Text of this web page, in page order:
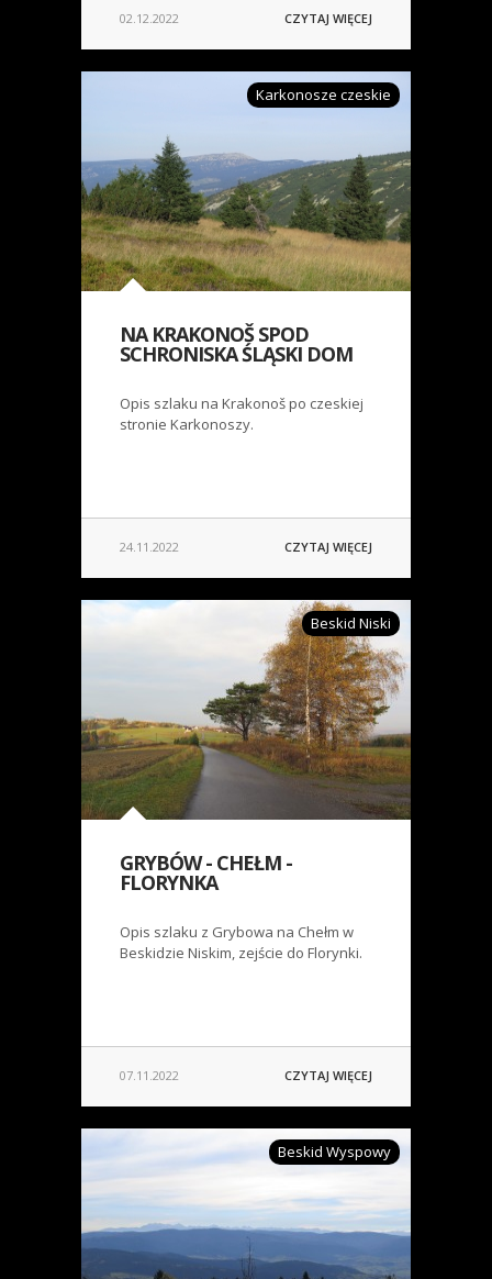
02.12.2022 CZYTAJ WIĘCEJ
Karkonosze czeskie
NA KRAKONOŠ SPOD
SCHRONISKA ŚLĄSKI DOM
Opis szlaku na Krakonoš po czeskiej
stronie Karkonoszy.
24.11.2022 CZYTAJ WIĘCEJ
Beskid Niski
GRYBÓW - CHEŁM -
FLORYNKA
Opis szlaku z Grybowa na Chełm w
Beskidzie Niskim, zejście do Florynki.
07.11.2022 CZYTAJ WIĘCEJ
Beskid Wyspowy